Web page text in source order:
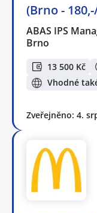
(Brno -
ABAS IPS
Brno
13 500 Kč
Vhodné
Zveřejněno: 4.